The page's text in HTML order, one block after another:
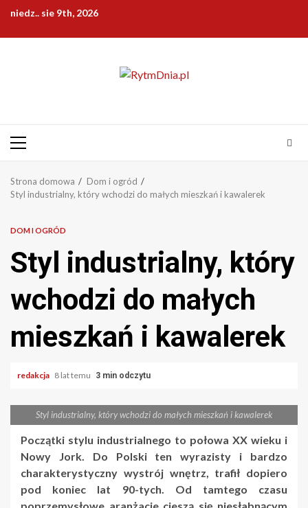
Przejdź
treści
niedz.. sie 9th, 2026
Menu
Strona domowa
Dom i ogród
Styl industrialny, który wchodzi do małych mieszkań i kawalerek
DOM I OGRÓD
Styl industrialny, który
wchodzi do małych
mieszkań i kawalerek
redakcja 8 lat temu 3 min odczytu
Styl industrialny, który wchodzi do małych mieszkań i kawalerek
Początki stylu industrialnego to połowa XX wieku i
Nowy Jork. Do Polski ten wyrazisty i bardzo
charakterystyczny wystrój wnętrz, trafił dopiero
pod koniec lat 90-tych. Od tamtego czasu